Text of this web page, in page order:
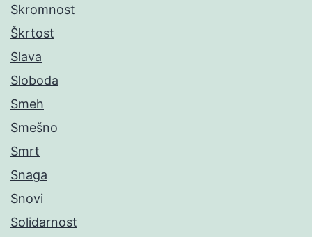
Skromnost
Škrtost
Slava
Sloboda
Smeh
Smešno
Smrt
Snaga
Snovi
Solidarnost